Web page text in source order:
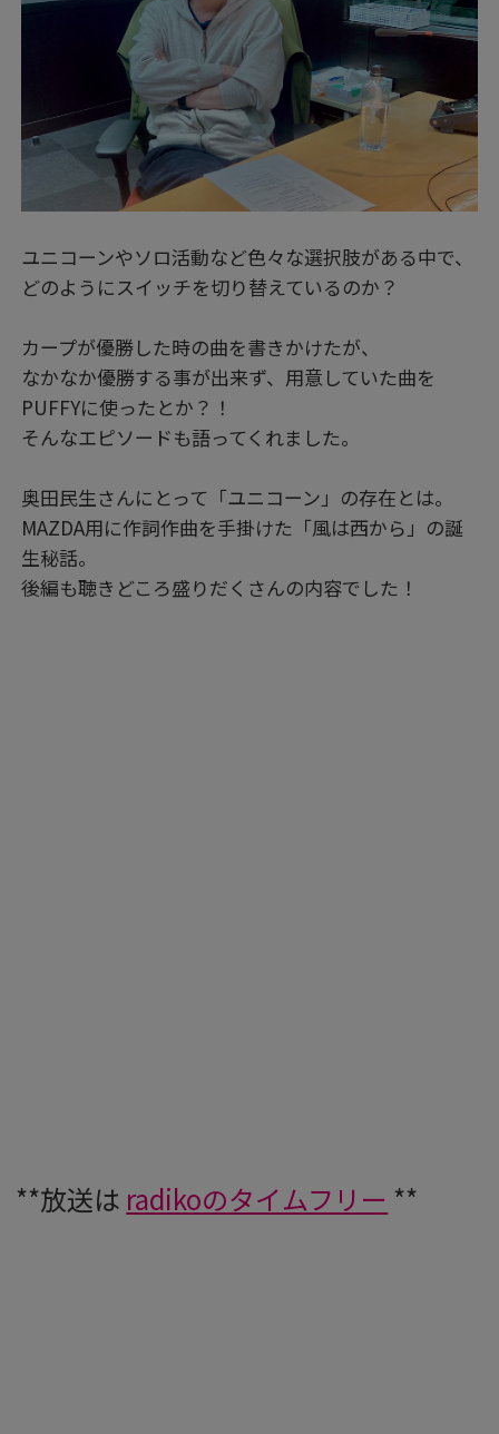
ユニコーンやソロ活動など色々な選択肢がある中で、
どのようにスイッチを切り替えているのか？
カープが優勝した時の曲を書きかけたが、
なかなか優勝する事が出来ず、用意していた曲を
PUFFYに使ったとか？！
そんなエピソードも語ってくれました。
奥田民生さんにとって「ユニコーン」の存在とは。
MAZDA用に作詞作曲を手掛けた「風は西から」の誕
生秘話。
後編も聴きどころ盛りだくさんの内容でした！
**放送は radikoのタイムフリー **